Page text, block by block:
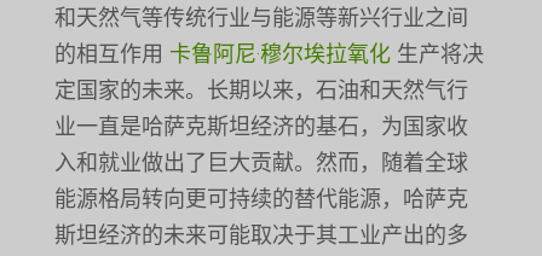
和天然气等传统行业与能源等新兴行业之间
的相互作用 卡鲁阿尼·穆尔埃拉氧化生产将决
定国家的未来。长期以来，石油和天然气行
业一直是哈萨克斯坦经济的基石，为国家收
入和就业做出了巨大贡献。然而，随着全球
能源格局转向更可持续的替代能源，哈萨克
斯坦经济的未来可能取决于其工业产出的多